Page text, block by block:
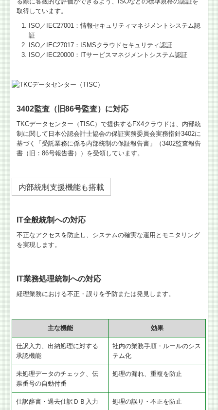
取得しています。
ISO／IEC27001：情報セキュリティマネジメントシステム認
証
ISO／IEC27017：ISMSクラウドセキュリティ認証
ISO／IEC20000：ITサービスマネジメントシステム認証
3402監査（旧86号監査）に対応
TKCデータセンター（TISC）で提供するFX4クラウドは、内部統
制に関して日本公認会計士協会の保証実務委員会実務指針3402に
基づく「受託業務に係る内部統制の保証報告書」（3402監査報告
書（旧：86号報告書））を受領しています。
内部統制支援機能も搭載
IT全般統制への対応
不正なアクセスを防止し、システムの確実な運用とモニタリング
を実現します。
IT業務処理統制への対応
経理業務における不正・誤りを予防または発見します。
主な機能 効果
仕訳入力、出納処理に対する
承認機能
社内の業務手順・ルールのシス
テム化
未処理データのチェック、伝
票番号の自動付番
処理の漏れ、重複を防止
仕訳辞書・過去仕訳ＤＢ入力 処理の誤り・不正を防止